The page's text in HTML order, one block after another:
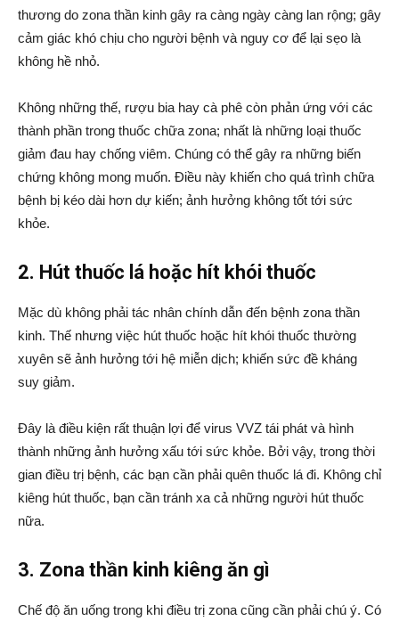
thương do zona thần kinh gây ra càng ngày càng lan rộng; gây
cảm giác khó chịu cho người bệnh và nguy cơ để lại sẹo là
không hề nhỏ.
Không những thế, rượu bia hay cà phê còn phản ứng với các
thành phần trong thuốc chữa zona; nhất là những loại thuốc
giảm đau hay chống viêm. Chúng có thể gây ra những biến
chứng không mong muốn. Điều này khiến cho quá trình chữa
bệnh bị kéo dài hơn dự kiến; ảnh hưởng không tốt tới sức
khỏe.
2. Hút thuốc lá hoặc hít khói thuốc
Mặc dù không phải tác nhân chính dẫn đến bệnh zona thần
kinh. Thế nhưng việc hút thuốc hoặc hít khói thuốc thường
xuyên sẽ ảnh hưởng tới hệ miễn dịch; khiến sức đề kháng
suy giảm.
Đây là điều kiện rất thuận lợi để virus VVZ tái phát và hình
thành những ảnh hưởng xấu tới sức khỏe. Bởi vậy, trong thời
gian điều trị bệnh, các bạn cần phải quên thuốc lá đi. Không chỉ
kiêng hút thuốc, bạn cần tránh xa cả những người hút thuốc
nữa.
3. Zona thần kinh kiêng ăn gì
Chế độ ăn uống trong khi điều trị zona cũng cần phải chú ý. Có